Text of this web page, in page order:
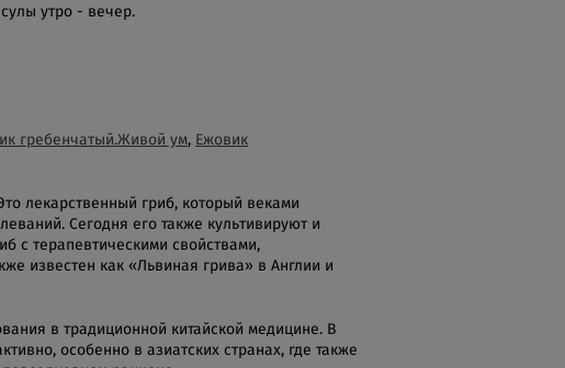
утро - вечер.
гребенчатый.Живой ум, Ежовик
лекарственный гриб, который веками
Сегодня его также культивируют и
с терапевтическими свойствами,
известен как «Львиная грива» в Англии и
в традиционной китайской медицине. В
особенно в азиатских странах, где также